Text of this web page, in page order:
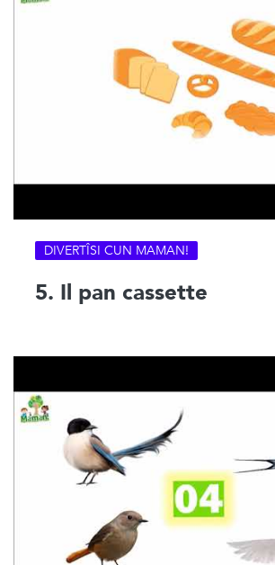
DIVERTÎSI CUN MAMAN!
5. Il pan cassette